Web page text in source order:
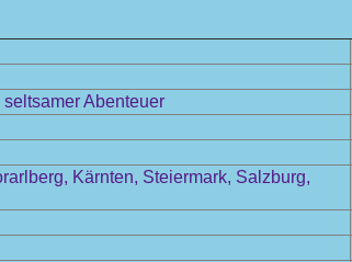
Abenteuer
Kärnten, Steiermark, Salzburg,